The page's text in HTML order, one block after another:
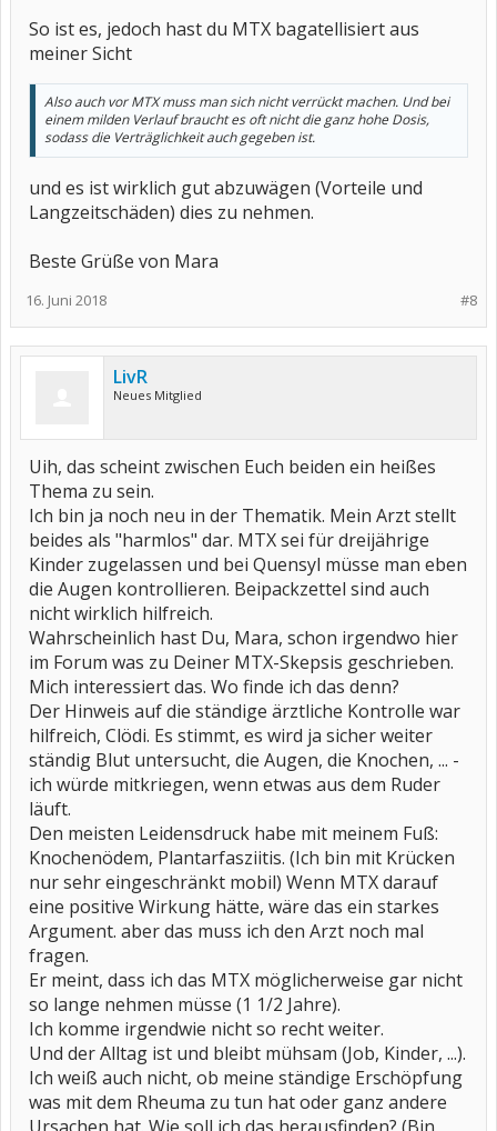
So ist es, jedoch hast du MTX bagatellisiert aus
meiner Sicht
Also auch vor MTX muss man sich nicht verrückt machen. Und bei
einem milden Verlauf braucht es oft nicht die ganz hohe Dosis,
sodass die Verträglichkeit auch gegeben ist.
und es ist wirklich gut abzuwägen (Vorteile und
Langzeitschäden) dies zu nehmen.
Beste Grüße von Mara
#8
16. Juni 2018
LivR
Neues Mitglied
Uih, das scheint zwischen Euch beiden ein heißes
Thema zu sein.
Ich bin ja noch neu in der Thematik. Mein Arzt stellt
beides als "harmlos" dar. MTX sei für dreijährige
Kinder zugelassen und bei Quensyl müsse man eben
die Augen kontrollieren. Beipackzettel sind auch
nicht wirklich hilfreich.
Wahrscheinlich hast Du, Mara, schon irgendwo hier
im Forum was zu Deiner MTX-Skepsis geschrieben.
Mich interessiert das. Wo finde ich das denn?
Der Hinweis auf die ständige ärztliche Kontrolle war
hilfreich, Clödi. Es stimmt, es wird ja sicher weiter
ständig Blut untersucht, die Augen, die Knochen, ... -
ich würde mitkriegen, wenn etwas aus dem Ruder
läuft.
Den meisten Leidensdruck habe mit meinem Fuß:
Knochenödem, Plantarfasziitis. (Ich bin mit Krücken
nur sehr eingeschränkt mobil) Wenn MTX darauf
eine positive Wirkung hätte, wäre das ein starkes
Argument. aber das muss ich den Arzt noch mal
fragen.
Er meint, dass ich das MTX möglicherweise gar nicht
so lange nehmen müsse (1 1/2 Jahre).
Ich komme irgendwie nicht so recht weiter.
Und der Alltag ist und bleibt mühsam (Job, Kinder, ...).
Ich weiß auch nicht, ob meine ständige Erschöpfung
was mit dem Rheuma zu tun hat oder ganz andere